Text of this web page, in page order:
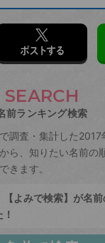
ポストする
SEARCH
前ランキング検索
調査・集計した
ら、知りたい名前の
きます。
【よみで検索】が名